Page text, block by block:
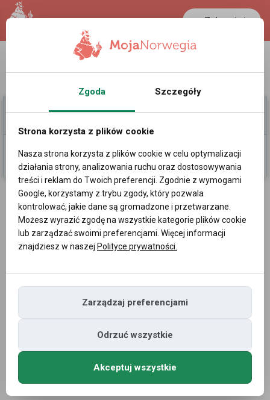
Zaloguj się
LANCASTER
28 °C 0.3889 PLN
Moje Ogłoszenia Pomoc
Dodaj
Ogłoszenia w Norwegii
Wybierz kategorię
Transport, paczki,
przeprowadzki
przelewy, kantory
Zgoda Szczegóły
Strona korzysta z plików cookie
Nasza strona korzysta z plików cookie w celu optymalizacji
działania strony, analizowania ruchu oraz dostosowywania
treści i reklam do Twoich preferencji. Zgodnie z wymogami
Google, korzystamy z trybu zgody, który pozwala
kontrolować, jakie dane są gromadzone i przetwarzane.
Możesz wyrazić zgodę na wszystkie kategorie plików cookie
lub zarządzać swoimi preferencjami. Więcej informacji
znajdziesz w naszej Polityce prywatności.
Zarządzaj preferencjami
Odrzuć wszystkie
Akceptuj wszystkie